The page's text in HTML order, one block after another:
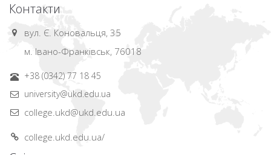
Контакти
вул. Є. Коновальця, 35
м. Івано-Франківськ, 76018
+38 (0342) 77 18 45
university@ukd.edu.ua
college.ukd@ukd.edu.ua
college.ukd.edu.ua/